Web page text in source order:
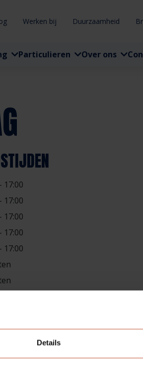
Details
Werken bij Duurzaamheid
Particulieren Over ons
17:00
17:00
17:00
17:00
17:00